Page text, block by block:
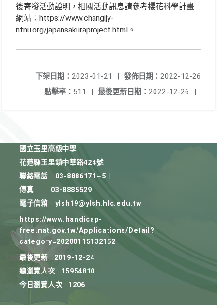
後寄發活動證明，相關活動訊息請參考櫻花科學計畫
網站：https://www.changijy-
ntnu.org/japansakuraproject.html。
發佈日期： 2022-12-26
下架日期： 2023-01-21
|
最後更新日期： 2022-12-26 |
點擊率： 511 |
國立玉里高級中學
花蓮縣玉里鎮中華路424號
聯絡電話
03-8886171~5
傳真
03-8885529
電子信箱
ylsh19@ylsh.hlc.edu.tw
https://www.handicap-
free.nat.gov.tw/Applications/Detail?
category=20200115132152
最後更新
2019-12-24
總瀏覽人次
15954810
今日瀏覽人次
1206